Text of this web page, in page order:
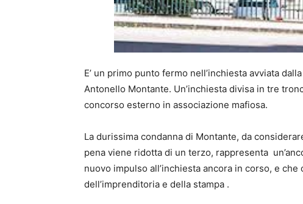
E’ un primo punto fermo nell’inchiesta avviata
Antonello Montante. Un’inchiesta divisa in tre
concorso esterno in associazione mafiosa.
La durissima condanna di Montante, da
pena viene ridotta di un terzo, rappresenta
nuovo impulso all’inchiesta ancora in corso, e
dell’imprenditoria e della stampa .